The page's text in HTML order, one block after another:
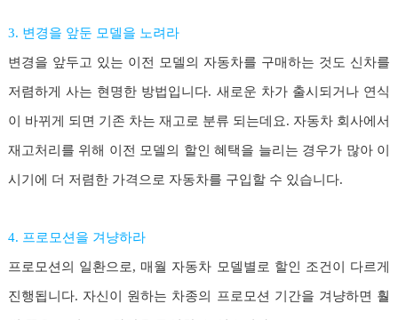
3. 변경을 앞둔 모델을 노려라
변경을 앞두고 있는 이전 모델의 자동차를 구매하는 것도 신차를
저렴하게 사는 현명한 방법입니다. 새로운 차가 출시되거나 연식
이 바뀌게 되면 기존 차는 재고로 분류 되는데요. 자동차 회사에서
재고처리를 위해 이전 모델의 할인 혜택을 늘리는 경우가 많아 이
시기에 더 저렴한 가격으로 자동차를 구입할 수 있습니다.
4. 프로모션을 겨냥하라
프로모션의 일환으로, 매월 자동차 모델별로 할인 조건이 다르게
진행됩니다. 자신이 원하는 차종의 프로모션 기간을 겨냥하면 훨